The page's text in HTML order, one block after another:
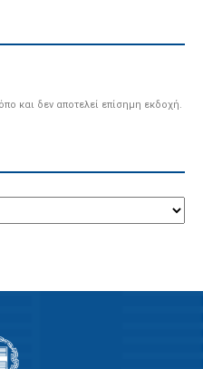
και δεν αποτελεί επίσημη εκδοχή.